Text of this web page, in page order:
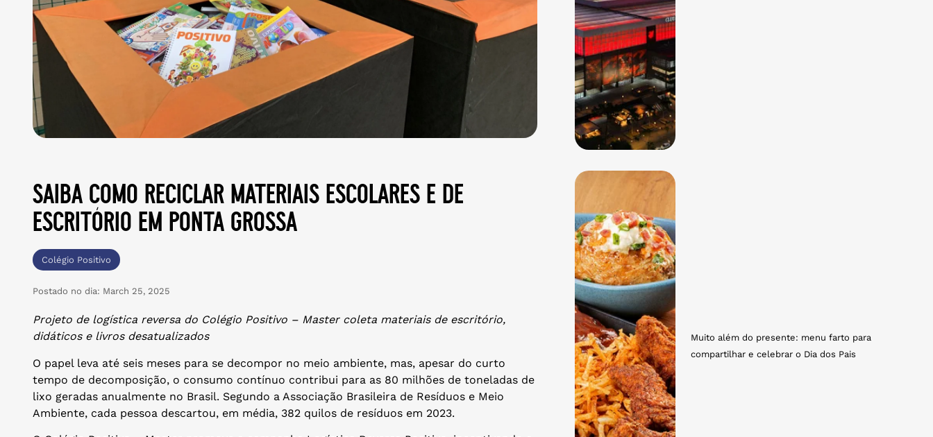
saiba como reciclar materiais escolares e de
escritório em ponta grossa
Colégio Positivo
Postado no dia: March 25, 2025
Projeto de logística reversa do Colégio Positivo – Master coleta materiais de escritório,
didáticos e livros desatualizados
O papel leva até seis meses para se decompor no meio ambiente, mas, apesar do curto
tempo de decomposição, o consumo contínuo contribui para as 80 milhões de toneladas de
lixo geradas anualmente no Brasil. Segundo a Associação Brasileira de Resíduos e Meio
Ambiente, cada pessoa descartou, em média, 382 quilos de resíduos em 2023.
Muito além do presente: menu farto para
compartilhar e celebrar o Dia dos Pais